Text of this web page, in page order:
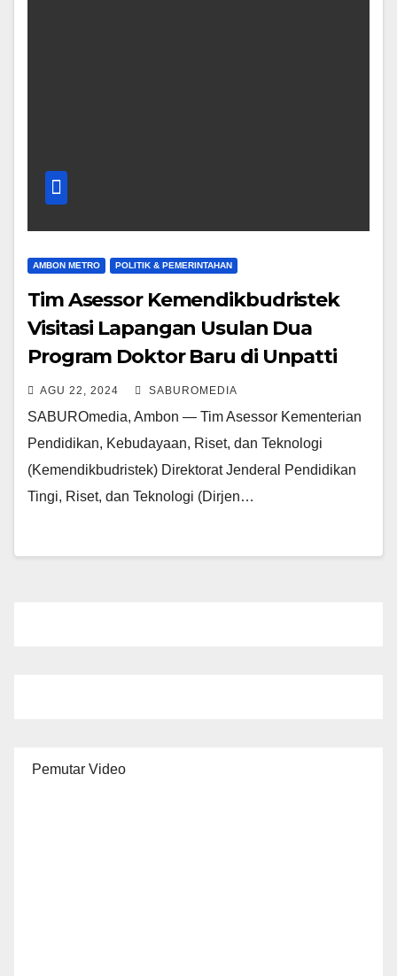
AMBON METRO POLITIK & PEMERINTAHAN
Tim Asessor Kemendikbudristek
Visitasi Lapangan Usulan Dua
Program Doktor Baru di Unpatti
AGU 22, 2024 SABUROMEDIA
SABUROmedia, Ambon — Tim Asessor Kementerian
Pendidikan, Kebudayaan, Riset, dan Teknologi
(Kemendikbudristek) Direktorat Jenderal Pendidikan
Tingi, Riset, dan Teknologi (Dirjen…
Pemutar Video